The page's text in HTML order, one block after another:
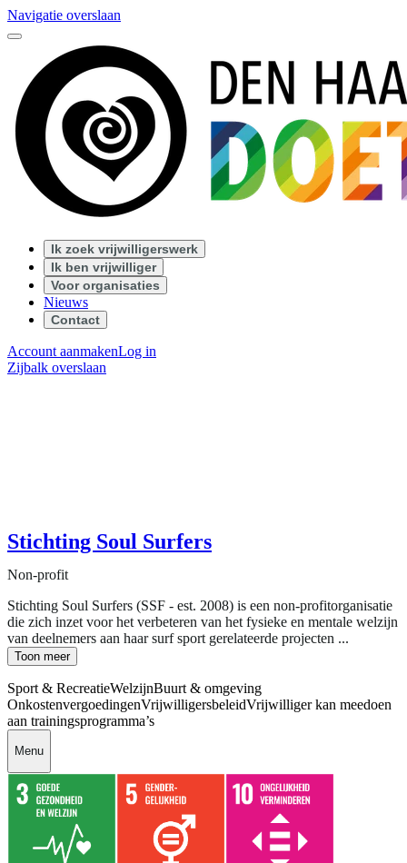
Navigatie overslaan
Ik zoek vrijwilligerswerk
Ik ben vrijwilliger
Voor organisaties
Nieuws
Contact
Account aanmakenLog in
Zijbalk overslaan
Stichting Soul Surfers
Non-profit
Stichting Soul Surfers (SSF - est. 2008) is een non-profitorganisatie
die zich inzet voor het verbeteren van het fysieke en mentale welzijn
van deelnemers aan haar surf sport gerelateerde projecten ...
Toon meer
Sport & RecreatieWelzijnBuurt & omgeving
OnkostenvergoedingenVrijwilligersbeleidVrijwilliger kan meedoen
aan trainingsprogramma’s
Menu